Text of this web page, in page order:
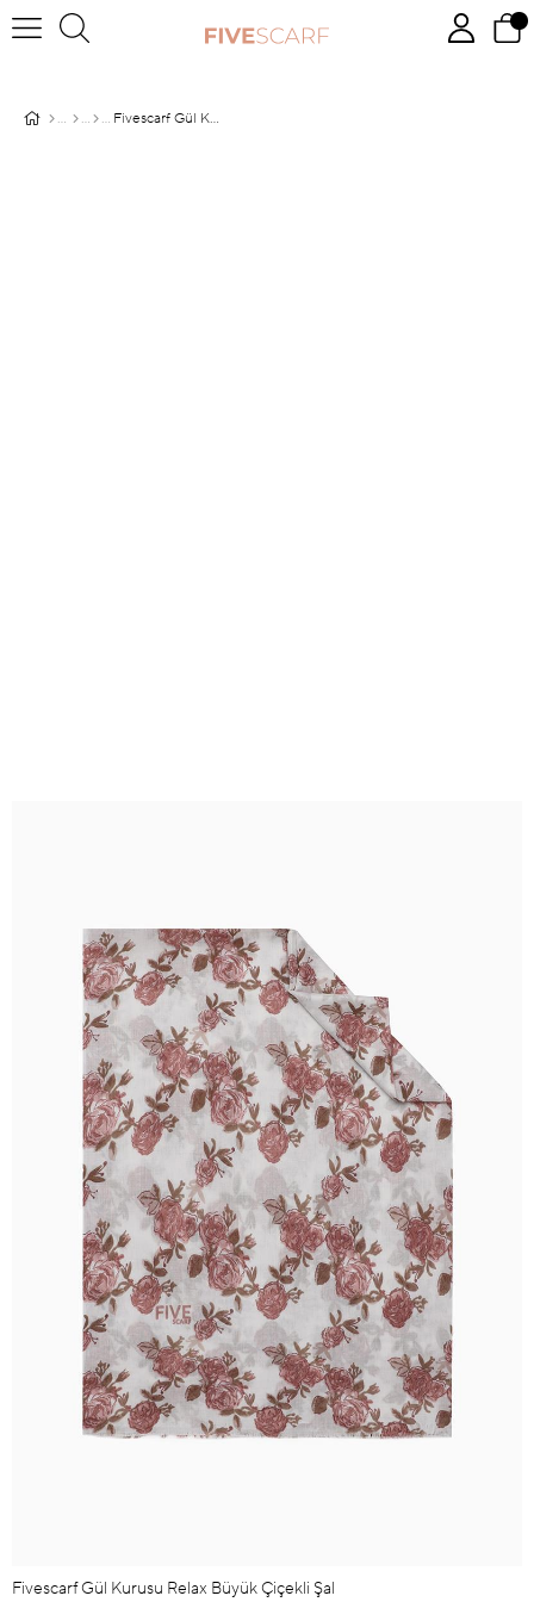
Fivescarf Gül Kurusu Relax Büyük Çiçekli Şal
Fivescarf Gül Kurusu Relax Büyük Çiçekli Şal